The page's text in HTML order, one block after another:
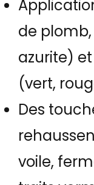
de
azurite)
(vert,
Des
voile,